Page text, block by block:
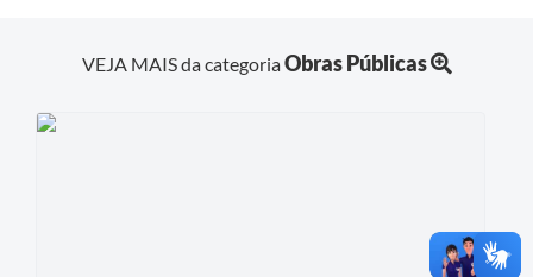
VEJA MAIS da categoriaObras Públicas